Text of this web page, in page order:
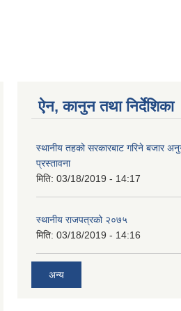
ऐन, कानुन तथा निर्देशिका
स्थानीय तहको सरकारबाट गरिने बजार
प्रस्तावना
मिति: 03/18/2019 - 14:17
स्थानीय राजपत्रको २०७५
मिति: 03/18/2019 - 14:16
अन्य